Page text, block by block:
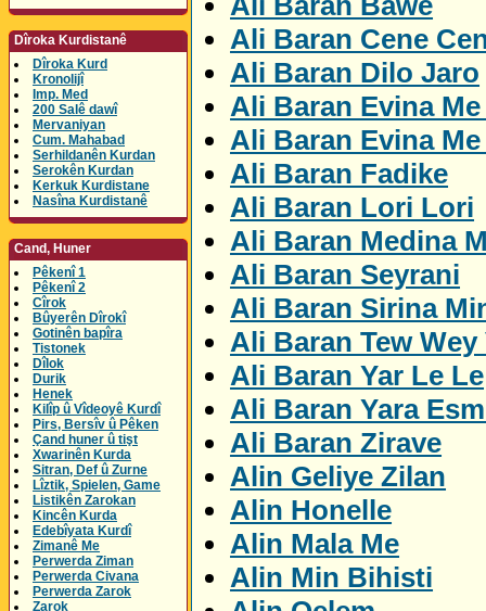
Dîroka Kurdistanê
Dîroka Kurd
Kronolijî
Imp. Med
200 Salê dawî
Mervaniyan
Cum. Mahabad
Serhildanên Kurdan
Serokên Kurdan
Kerkuk Kurdistane
Nasîna Kurdistanê
Cand, Huner
Pêkenî 1
Pêkenî 2
Cîrok
Bûyerên Dîrokî
Gotinên bapîra
Tistonek
Dîlok
Durik
Henek
Kilîp û Vîdeoyê Kurdî
Pirs, Bersîv û Pêken
Çand huner û tişt
Xwarinên Kurda
Sitran, Def û Zurne
Lîztik, Spielen, Game
Listikên Zarokan
Kincên Kurda
Edebîyata Kurdî
Zimanê Me
Perwerda Ziman
Perwerda Civana
Perwerda Zarok
Zarok
Ali Baran Cene
Ali Baran Dilo Jaro
Ali Baran Evina
Ali Baran Evina Me
Ali Baran Fadike
Ali Baran Lori Lori
Ali Baran Medina
Ali Baran Seyrani
Ali Baran Sirina
Ali Baran Tew Wey
Ali Baran Yar Le Le
Ali Baran Yara
Ali Baran Zirave
Alin Geliye Zilan
Alin Honelle
Alin Mala Me
Alin Min Bihisti